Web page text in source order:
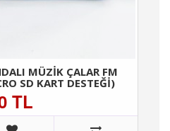
MÜZIK ÇALAR FM
SD KART DESTEĞI)
TL